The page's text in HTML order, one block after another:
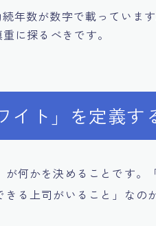
続年数が数字で載っていま
に探るべきです。
イト」を定義す
何かを決めることです。
る上司がいること」なのか